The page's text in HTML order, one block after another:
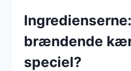
brændende
speciel?